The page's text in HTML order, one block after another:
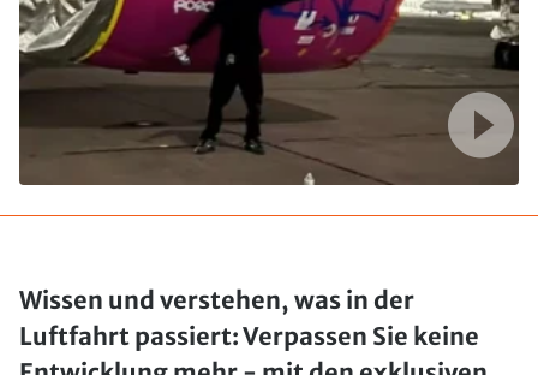
Wissen und verstehen, was in der
Luftfahrt passiert: Verpassen Sie keine